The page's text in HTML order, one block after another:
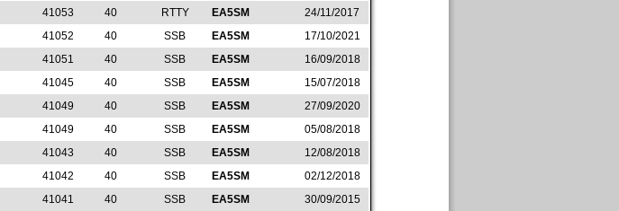
41053 40 RTTY EA5SM
24/11/2017
41052 40 SSB EA5SM
17/10/2021
41051 40 SSB EA5SM
16/09/2018
41045 40 SSB EA5SM
15/07/2018
41049 40 SSB EA5SM
27/09/2020
41049 40 SSB EA5SM
05/08/2018
41043 40 SSB EA5SM
12/08/2018
41042 40 SSB EA5SM
02/12/2018
41041 40 SSB EA5SM
30/09/2015